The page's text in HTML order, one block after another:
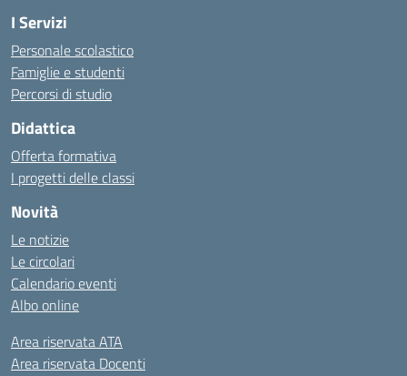
I Servizi
Personale scolastico
Famiglie e studenti
Percorsi di studio
Didattica
Offerta formativa
I progetti delle classi
Novità
Le notizie
Le circolari
Calendario eventi
Albo online
Area riservata ATA
Area riservata Docenti